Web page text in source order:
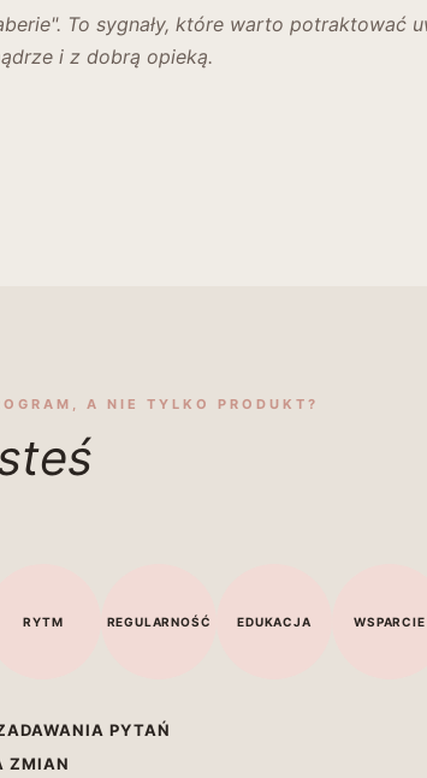
To sygnały, które warto potraktować
i z dobrą opieką.
A NIE TYLKO PRODUKT?
RYTM REGULARNOŚĆ EDUKACJA WSPARCIE
PYTAŃ
ZMIAN